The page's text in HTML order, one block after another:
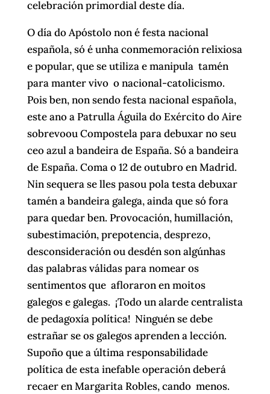
celebración primordial deste día.
O día do Apóstolo non é festa nacional
española, só é unha conmemoración relixiosa
e popular, que se utiliza e manipula tamén
para manter vivo o nacional-catolicismo.
Pois ben, non sendo festa nacional española,
este ano a Patrulla Águila do Exército do Aire
sobrevoou Compostela para debuxar no seu
ceo azul a bandeira de España. Só a bandeira
de España. Coma o 12 de outubro en Madrid.
Nin sequera se lles pasou pola testa debuxar
tamén a bandeira galega, ainda que só fora
para quedar ben. Provocación, humillación,
subestimación, prepotencia, desprezo,
desconsideración ou desdén son algúnhas
das palabras válidas para nomear os
sentimentos que afloraron en moitos
galegos e galegas. ¡Todo un alarde centralista
de pedagoxía política! Ninguén se debe
estrañar se os galegos aprenden a lección.
Supoño que a última responsabilidade
política de esta inefable operación deberá
recaer en Margarita Robles, cando menos.